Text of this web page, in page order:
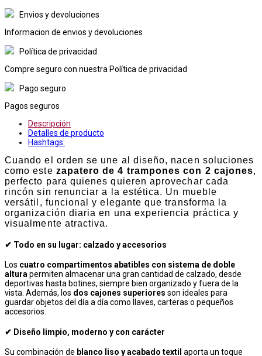
Envios y devoluciones
Informacion de envios y devoluciones
Política de privacidad
Compre seguro con nuestra Política de privacidad
Pago seguro
Pagos seguros
Descripción
Detalles de producto
Hashtags:
Cuando el orden se une al diseño, nacen soluciones
como este zapatero de 4 trampones con 2 cajones,
perfecto para quienes quieren aprovechar cada
rincón sin renunciar a la estética. Un mueble
versátil, funcional y elegante que transforma la
organización diaria en una experiencia práctica y
visualmente atractiva.
✔ Todo en su lugar: calzado y accesorios
Los cuatro compartimentos abatibles con sistema de doble
altura permiten almacenar una gran cantidad de calzado, desde
deportivas hasta botines, siempre bien organizado y fuera de la
vista. Además, los dos cajones superiores son ideales para
guardar objetos del día a día como llaves, carteras o pequeños
accesorios.
✔ Diseño limpio, moderno y con carácter
Su combinación de blanco liso y acabado textil aporta un toque